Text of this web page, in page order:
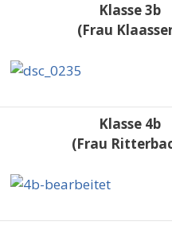
Klasse 3b
(Frau
Klasse 4b
(Frau